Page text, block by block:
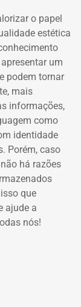
o papel
estética
um
podem tornar
mais
informações,
como
identidade
Porém, caso
há razões
que
ajude a
nós!